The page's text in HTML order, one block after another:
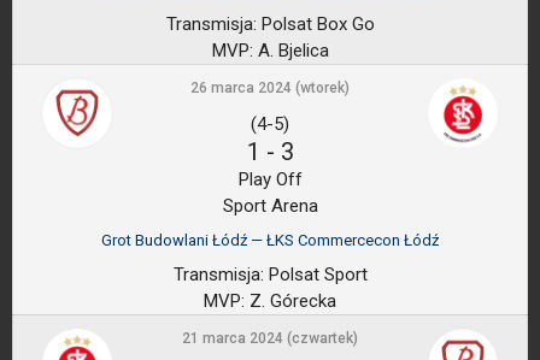
Transmisja: Polsat Box Go
MVP: A. Bjelica
26 marca 2024 (wtorek)
(4-5)
1 - 3
Play Off
Sport Arena
Grot Budowlani Łódź — ŁKS Commercecon Łódź
Transmisja: Polsat Sport
MVP: Z. Górecka
21 marca 2024 (czwartek)